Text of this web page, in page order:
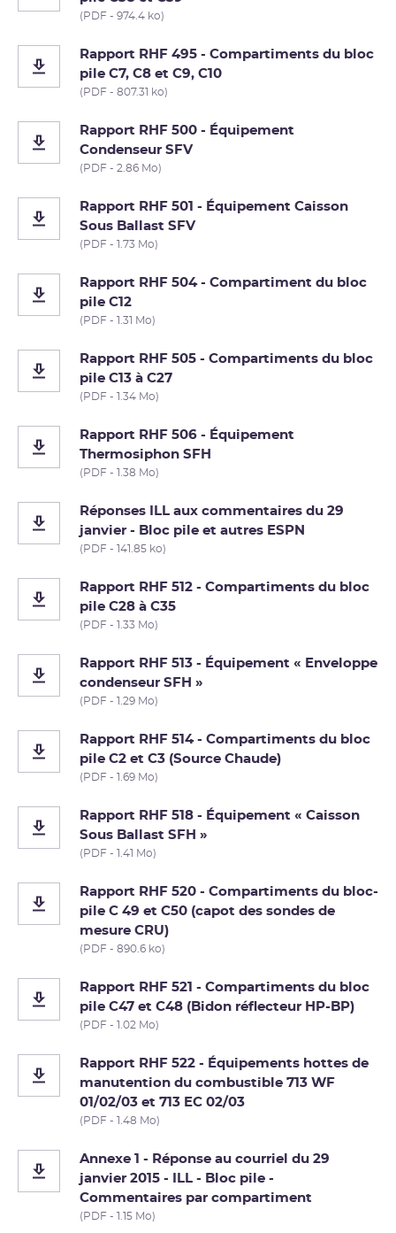
(PDF - 974.4 ko)
Rapport RHF 495 - Compartiments du bloc
pile C7, C8 et C9, C10
(PDF - 807.31 ko)
Rapport RHF 500 - Équipement
Condenseur SFV
(PDF - 2.86 Mo)
Rapport RHF 501 - Équipement Caisson
Sous Ballast SFV
(PDF - 1.73 Mo)
Rapport RHF 504 - Compartiment du bloc
pile C12
(PDF - 1.31 Mo)
Rapport RHF 505 - Compartiments du bloc
pile C13 à C27
(PDF - 1.34 Mo)
Rapport RHF 506 - Équipement
Thermosiphon SFH
(PDF - 1.38 Mo)
Réponses ILL aux commentaires du 29
janvier - Bloc pile et autres ESPN
(PDF - 141.85 ko)
Rapport RHF 512 - Compartiments du bloc
pile C28 à C35
(PDF - 1.33 Mo)
Rapport RHF 513 - Équipement « Enveloppe
condenseur SFH »
(PDF - 1.29 Mo)
Rapport RHF 514 - Compartiments du bloc
pile C2 et C3 (Source Chaude)
(PDF - 1.69 Mo)
Rapport RHF 518 - Équipement « Caisson
Sous Ballast SFH »
(PDF - 1.41 Mo)
Rapport RHF 520 - Compartiments du bloc-
pile C 49 et C50 (capot des sondes de
mesure CRU)
(PDF - 890.6 ko)
Rapport RHF 521 - Compartiments du bloc
pile C47 et C48 (Bidon réflecteur HP-BP)
(PDF - 1.02 Mo)
Rapport RHF 522 - Équipements hottes de
manutention du combustible 713 WF
01/02/03 et 713 EC 02/03
(PDF - 1.48 Mo)
Annexe 1 - Réponse au courriel du 29
janvier 2015 - ILL - Bloc pile -
Commentaires par compartiment
(PDF - 1.15 Mo)